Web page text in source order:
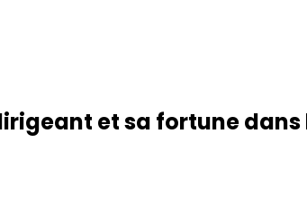
et sa fortune